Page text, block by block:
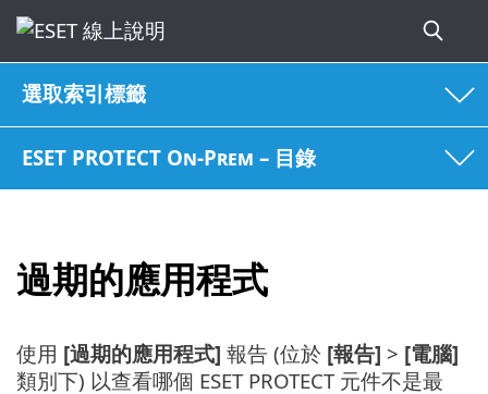
選取索引標籤
ESET PROTECT On-Prem – 目錄
過期的應用程式
使用 [過期的應用程式] 報告 (位於 [報告] > [電腦]
類別下) 以查看哪個 ESET PROTECT 元件不是最